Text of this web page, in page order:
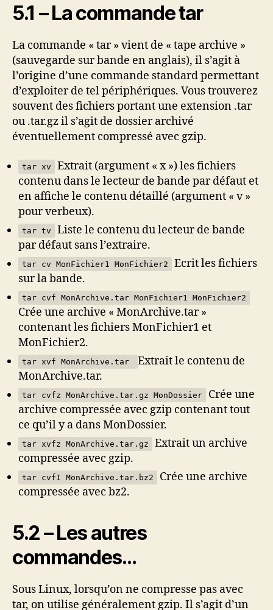
5.1 – La commande tar
La commande « tar » vient de « tape archive »
(sauvegarde sur bande en anglais), il s’agit à
l’origine d’une commande standard permettant
d’exploiter de tel périphériques. Vous trouverez
souvent des fichiers portant une extension .tar
ou .tar.gz il s’agit de dossier archivé
éventuellement compressé avec gzip.
tar xv
Extrait (argument « x ») les fichiers
contenu dans le lecteur de bande par défaut et
en affiche le contenu détaillé (argument « v »
pour verbeux).
tar tv
Liste le contenu du lecteur de bande
par défaut sans l’extraire.
tar cv MonFichier1 MonFichier2
Ecrit les fichiers
sur la bande.
tar cvf MonArchive.tar MonFichier1 MonFichier2
Crée une archive « MonArchive.tar »
contenant les fichiers MonFichier1 et
MonFichier2.
tar xvf MonArchive.tar
Extrait le contenu de
MonArchive.tar.
tar cvfz MonArchive.tar.gz MonDossier
Crée une
archive compressée avec gzip contenant tout
ce qu’il y a dans MonDossier.
tar xvfz MonArchive.tar.gz
Extrait un archive
compressée avec gzip.
tar cvfI MonArchive.tar.bz2
Crée une archive
compressée avec bz2.
5.2 – Les autres
commandes…
Sous Linux, lorsqu’on ne compresse pas avec
tar, on utilise généralement gzip. Il s’agit d’un